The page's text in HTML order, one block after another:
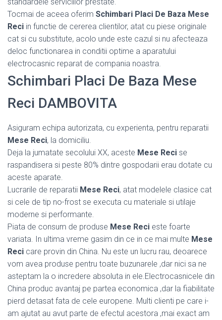
Tocmai de aceea oferim Schimbari Placi De Baza Mese
Reci in functie de cererea clientilor, atat cu piese originale
cat si cu substitute, acolo unde este cazul si nu afecteaza
deloc functionarea in conditii optime a aparatului
electrocasnic reparat de compania noastra.
Schimbari Placi De Baza Mese
Reci DAMBOVITA
Asiguram echipa autorizata, cu experienta, pentru reparatii
Mese Reci, la domiciliu.
Deja la jumatate secolului XX, aceste Mese Reci se
raspandisera si peste 80% dintre gospodarii erau dotate cu
aceste aparate.
Lucrarile de reparatii Mese Reci, atat modelele clasice cat
si cele de tip no-frost se executa cu materiale si utilaje
moderne si performante.
Piata de consum de produse Mese Reci este foarte
variata. In ultima vreme gasim din ce in ce mai multe Mese
Reci care provin din China. Nu este un lucru rau, deoarece
vom avea produse pentru toate buzunarele ,dar nici sa ne
asteptam la o incredere absoluta in ele.Electrocasnicele din
China produc avantaj pe partea economica ,dar la fiabilitate
pierd detasat fata de cele europene. Multi clienti pe care i-
am ajutat au avut parte de efectul acestora ,mai exact am